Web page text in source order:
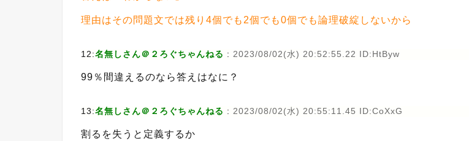
理由はその問題文では残り4個でも2個でも0個でも論理破綻しないから
12:名無しさん＠２ろぐちゃんねる : 2023/08/02(水) 20:52:55.22 ID:HtByw
99％間違えるのなら答えはなに？
13:名無しさん＠２ろぐちゃんねる : 2023/08/02(水) 20:55:11.45 ID:CoXxG
割るを失うと定義するか